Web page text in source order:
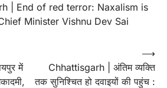
| End of red terror: Naxalism is
Minister Vishnu Dev Sai
में
Chhattisgarh | अंतिम व्यक्ति
तक सुनिश्चित हो दवाइयों की पहुंच :
⟶